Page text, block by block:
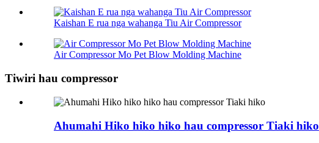
Kaishan E rua nga wahanga Tiu Air Compressor
Air Compressor Mo Pet Blow Molding Machine
Tiwiri hau compressor
Ahumahi Hiko hiko hiko hau compressor Tiaki hiko